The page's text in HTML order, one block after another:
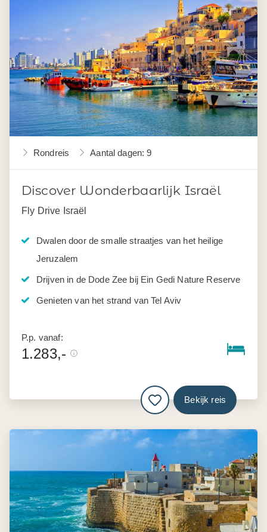
Rondreis Aantal dagen: 9
Discover Wonderbaarlijk Israël
Fly Drive Israël
Dwalen door de smalle straatjes van het heilige
Jeruzalem
Drijven in de Dode Zee bij Ein Gedi Nature Reserve
Genieten van het strand van Tel Aviv
P.p. vanaf:
1.283,-
Bekijk reis